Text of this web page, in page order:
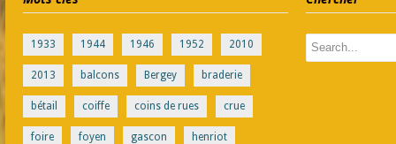
1933 1944 1946 1952 2010
2013 balcons Bergey braderie
bétail coiffe coins de rues crue
foire foyen gascon henriot